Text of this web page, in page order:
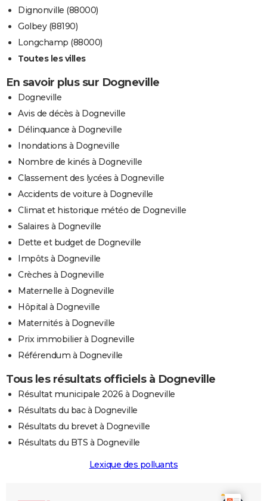
Dignonville (88000)
Golbey (88190)
Longchamp (88000)
Toutes les villes
En savoir plus sur Dogneville
Dogneville
Avis de décès à Dogneville
Délinquance à Dogneville
Inondations à Dogneville
Nombre de kinés à Dogneville
Classement des lycées à Dogneville
Accidents de voiture à Dogneville
Climat et historique météo de Dogneville
Salaires à Dogneville
Dette et budget de Dogneville
Impôts à Dogneville
Crèches à Dogneville
Maternelle à Dogneville
Hôpital à Dogneville
Maternités à Dogneville
Prix immobilier à Dogneville
Référendum à Dogneville
Tous les résultats officiels à Dogneville
Résultat municipale 2026 à Dogneville
Résultats du bac à Dogneville
Résultats du brevet à Dogneville
Résultats du BTS à Dogneville
Lexique des polluants